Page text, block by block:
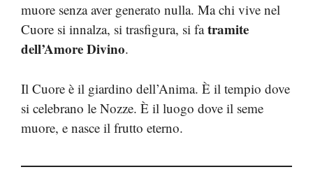
muore senza aver generato nulla. Ma chi vive nel
Cuore si innalza, si trasfigura, si fatramite
dell’Amore Divino.
Il Cuore è il giardino dell’Anima. È il tempio dove
si celebrano le Nozze. È il luogo dove il seme
muore, e nasce il frutto eterno.